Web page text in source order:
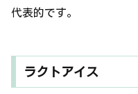
代表的です。
ラクトアイス